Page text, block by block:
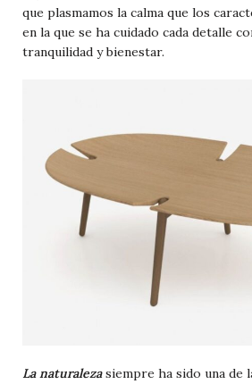
que plasmamos la calma que los
en la que se ha cuidado cada detalle
tranquilidad y bienestar.
La naturalezasiempre ha sido una de